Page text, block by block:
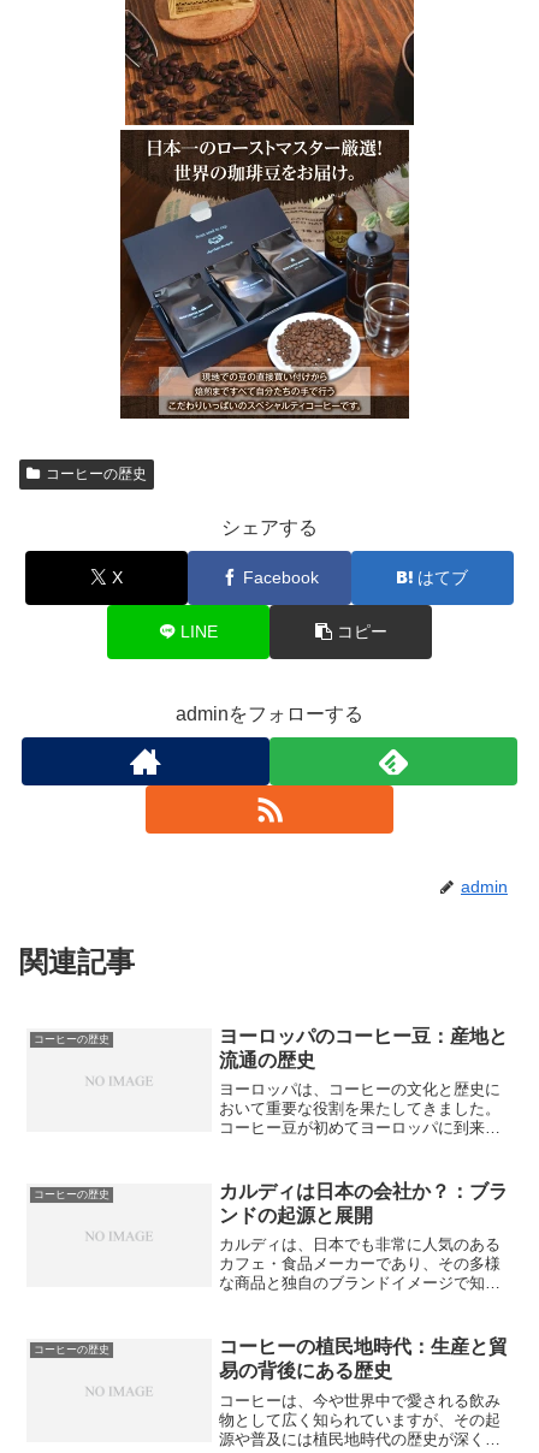
コーヒーの歴史
シェアする
X Facebook はてブ
LINE コピー
adminをフォローする
admin
関連記事
コーヒーの歴史
ヨーロッパのコーヒー豆：産地と
流通の歴史
ヨーロッパは、コーヒーの文化と歴史に
おいて重要な役割を果たしてきました。
コーヒー豆が初めてヨーロッパに到来し
され、フランスでも流通し始めました。
ヨーロッパ各国では、独...
コーヒーの歴史
カルディは日本の会社か？：ブラ
ンドの起源と展開
カルディは、日本でも非常に人気のある
カフェ・食品メーカーであり、その多様
な商品と独自のブランドイメージで知ら
について疑問を抱いているかもしれませ
ん。本記事では、カルディ...
コーヒーの歴史
コーヒーの植民地時代：生産と貿
易の背後にある歴史
コーヒーは、今や世界中で愛される飲み
物として広く知られていますが、その起
源や普及には植民地時代の歴史が深く関